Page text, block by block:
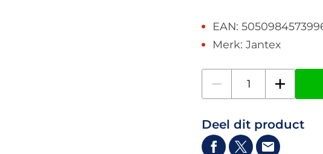
EAN:
Merk: Jantex
Deel dit product